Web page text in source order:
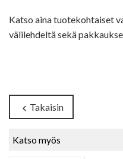
Katso aina tuotekohtaiset
välilehdeltä sekä
chevron_left Takaisin
Katso myös